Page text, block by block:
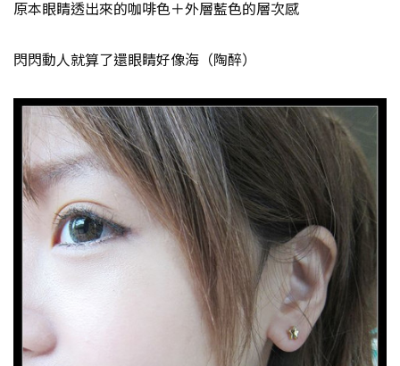
原本眼睛透出來的咖啡色＋外層藍色的層次感
閃閃動人就算了還眼睛好像海（陶醉）